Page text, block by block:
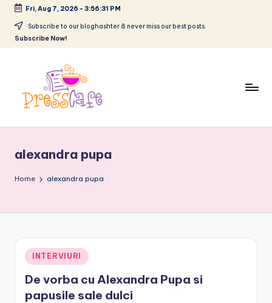
Skip
Fri, Aug 7, 2026 - 3:56:32 PM
Subscribe to our bloghashter & never miss our best posts.
Subscribe Now!
e
s
a
f
e
urbane
alexandra pupa
Home alexandra pupa
Posted
INTERVIURI
De vorba cu Alexandra Pupa si
papusile sale dulci